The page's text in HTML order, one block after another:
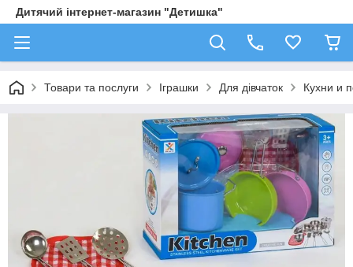
Дитячий інтернет-магазин "Детишка"
Товари та послуги Іграшки Для дівчаток Кухни и